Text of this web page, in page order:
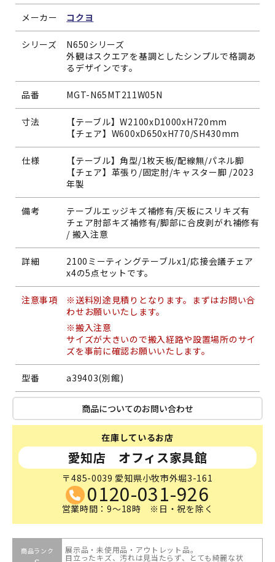
メーカー コクヨ
シリーズ
N650シリーズ
外観はスクエアを基調としたシンプルで格調あ
るデザインです。
品番 MGT-N65MT211W05N
寸法
【テーブル】W2100xD1000xH720mm
【チェア】W600xD650xH770/SH430mm
仕様
【テーブル】角型/1枚天板/配線無/パネル脚
【チェア】革張り/固定肘/キャスター脚 /2023
年製
備考
テーブルエッジキズ補修有/天板にスリキズ有
チェア肘部キズ補修有/脚部に合皮剥がれ補修有
/ 搬入注意
詳細
2100ミーティングテーブルx1/応接会議チェア
x4の5点セットです。
注意事項
※送料別途見積りとなります。まずはお問い合
わせお願いいたします。
※搬入注意
サイズが大きいので搬入経路や設置場所のサイ
ズを事前に確認お願いいたします。
型番 a39403(別館)
商品についてのお問い合わせ
在庫しているお店
愛知店 オフィス家具館
〒485-0039 愛知県小牧市外堀3-161
0120-031-926
営業時間：9～18時 ※日・祝を除く
商品ランク 展示品・未使用品・アウトレット品。
目立ったキズ、汚れは見当たらず、とても綺麗な状